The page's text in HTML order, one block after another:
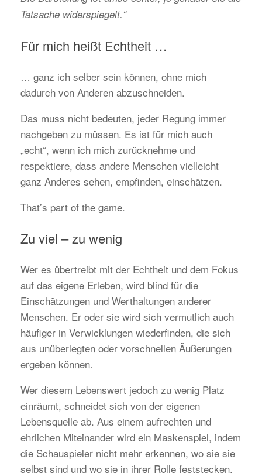
Tatsache widerspiegelt.“
Für mich heißt Echtheit …
… ganz ich selber sein können, ohne mich
dadurch von Anderen abzuschneiden.
Das muss nicht bedeuten, jeder Regung immer
nachgeben zu müssen. Es ist für mich auch
„echt“, wenn ich mich zurücknehme und
respektiere, dass andere Menschen vielleicht
ganz Anderes sehen, empfinden, einschätzen.
That’s part of the game.
Zu viel – zu wenig
Wer es übertreibt mit der Echtheit und dem Fokus
auf das eigene Erleben, wird blind für die
Einschätzungen und Werthaltungen anderer
Menschen. Er oder sie wird sich vermutlich auch
häufiger in Verwicklungen wiederfinden, die sich
aus unüberlegten oder vorschnellen Äußerungen
ergeben können.
Wer diesem Lebenswert jedoch zu wenig Platz
einräumt, schneidet sich von der eigenen
Lebensquelle ab. Aus einem aufrechten und
ehrlichen Miteinander wird ein Maskenspiel, indem
die Schauspieler nicht mehr erkennen, wo sie sie
selbst sind und wo sie in ihrer Rolle feststecken.